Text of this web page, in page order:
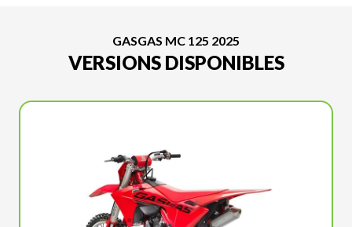
GASGAS MC 125 2025
VERSIONS DISPONIBLES